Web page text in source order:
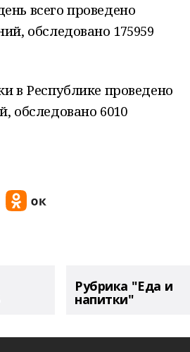
всего проведено
обследовано 175959
в Республике проведено
обследовано 6010
Рубрика "Еда и
напитки"